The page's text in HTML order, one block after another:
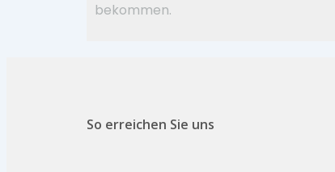
bekommen.
So erreichen Sie uns